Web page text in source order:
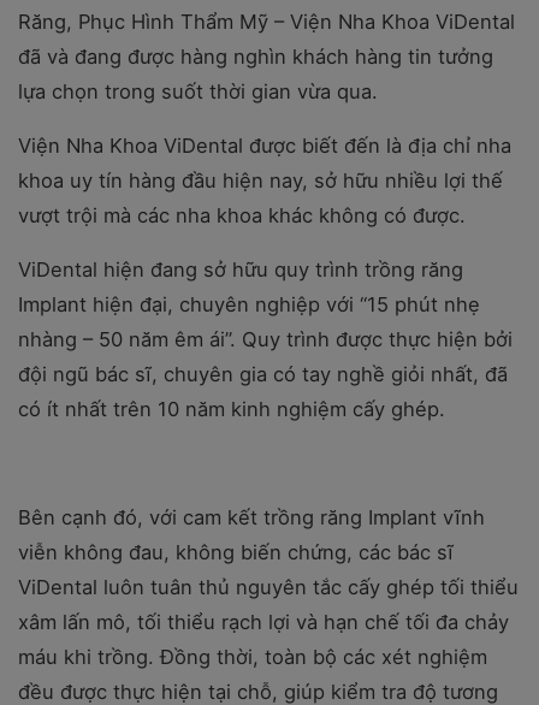
Răng, Phục Hình Thẩm Mỹ – Viện Nha Khoa ViDental
đã và đang được hàng nghìn khách hàng tin tưởng
lựa chọn trong suốt thời gian vừa qua.
Viện Nha Khoa ViDental được biết đến là địa chỉ nha
khoa uy tín hàng đầu hiện nay, sở hữu nhiều lợi thế
vượt trội mà các nha khoa khác không có được.
ViDental hiện đang sở hữu quy trình trồng răng
Implant hiện đại, chuyên nghiệp với “15 phút nhẹ
nhàng – 50 năm êm ái”. Quy trình được thực hiện bởi
đội ngũ bác sĩ, chuyên gia có tay nghề giỏi nhất, đã
có ít nhất trên 10 năm kinh nghiệm cấy ghép.
Bên cạnh đó, với cam kết trồng răng Implant vĩnh
viễn không đau, không biến chứng, các bác sĩ
ViDental luôn tuân thủ nguyên tắc cấy ghép tối thiểu
xâm lấn mô, tối thiểu rạch lợi và hạn chế tối đa chảy
máu khi trồng. Đồng thời, toàn bộ các xét nghiệm
đều được thực hiện tại chỗ, giúp kiểm tra độ tương